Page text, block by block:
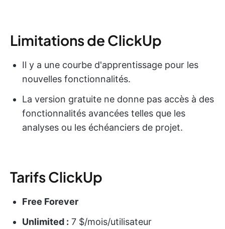
Limitations de ClickUp
Il y a une courbe d'apprentissage pour les
nouvelles fonctionnalités.
La version gratuite ne donne pas accès à des
fonctionnalités avancées telles que les
analyses ou les échéanciers de projet.
Tarifs ClickUp
Free Forever
Unlimited : 7 $/mois/utilisateur